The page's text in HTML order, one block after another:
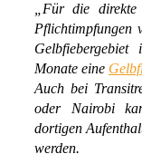
„Für die
Pflichtimpfungen
Monate eine
Auch bei
oder Nairobi
dortigen
werden.